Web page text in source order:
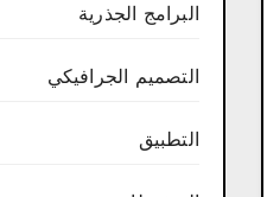
البرامج الجذرية
التصميم الجرافيكي
التطبيق